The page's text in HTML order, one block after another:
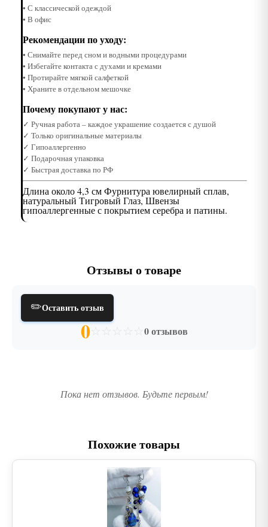
• С классической одеждой
• В офис
Рекомендации по уходу:
• Снимайте перед сном и водными процедурами
• Избегайте контакта с духами и кремами
• Протирайте мягкой салфеткой
• Храните в отдельном мешочке
Почему покупают у нас:
✓ Ручная работа – каждое украшение создается с душой
✓ Только оригинальные материалы
✓ Гипоаллергенно
✓ Подарочная упаковка
✓ Быстрая доставка по РФ
Длина около 4,3 см Фурнитура ювелирный сплав,
натуральный Тигровый Глаз, Швензы
гипоаллергенные с покрытием серебра и патины.
Отзывы о товаре
✏️Оставить отзыв
0☆ ☆ ☆ ☆ ☆ 0 отзывов
Пока нет отзывов. Будьте первым!
Похожие товары